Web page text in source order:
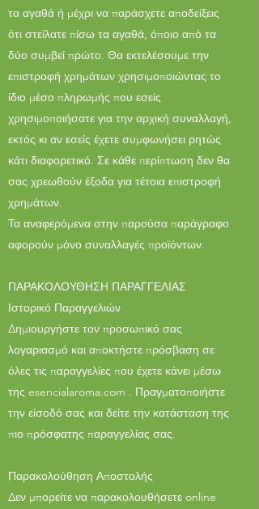
τα αγαθά ή μέχρι να παράσχετε αποδείξεις
ότι στείλατε πίσω τα αγαθά, όποιο από τα
δύο συμβεί πρώτο. Θα εκτελέσουμε την
επιστροφή χρημάτων χρησιμοποιώντας το
ίδιο μέσο πληρωμής που εσείς
χρησιμοποιήσατε για την αρχική συναλλαγή,
εκτός κι αν εσείς έχετε συμφωνήσει ρητώς
κάτι διαφορετικό. Σε κάθε περίπτωση δεν θα
σας χρεωθούν έξοδα για τέτοια επιστροφή
χρημάτων.
Τα αναφερόμενα στην παρούσα παράγραφο
αφορούν μόνο συναλλαγές προϊόντων.
ΠΑΡΑΚΟΛΟΥΘΗΣΗ ΠΑΡΑΓΓΕΛΙΑΣ
Ιστορικό Παραγγελιών
Δημιουργήστε τον προσωπικό σας
λογαριασμό και αποκτήστε πρόσβαση σε
όλες τις παραγγελίες που έχετε κάνει μέσω
της esencialaroma.com . Πραγματοποιήστε
την είσοδό σας και δείτε την κατάσταση της
πιο πρόσφατης παραγγελίας σας.
Παρακολούθηση Αποστολής
Δεν μπορείτε να παρακολουθήσετε online